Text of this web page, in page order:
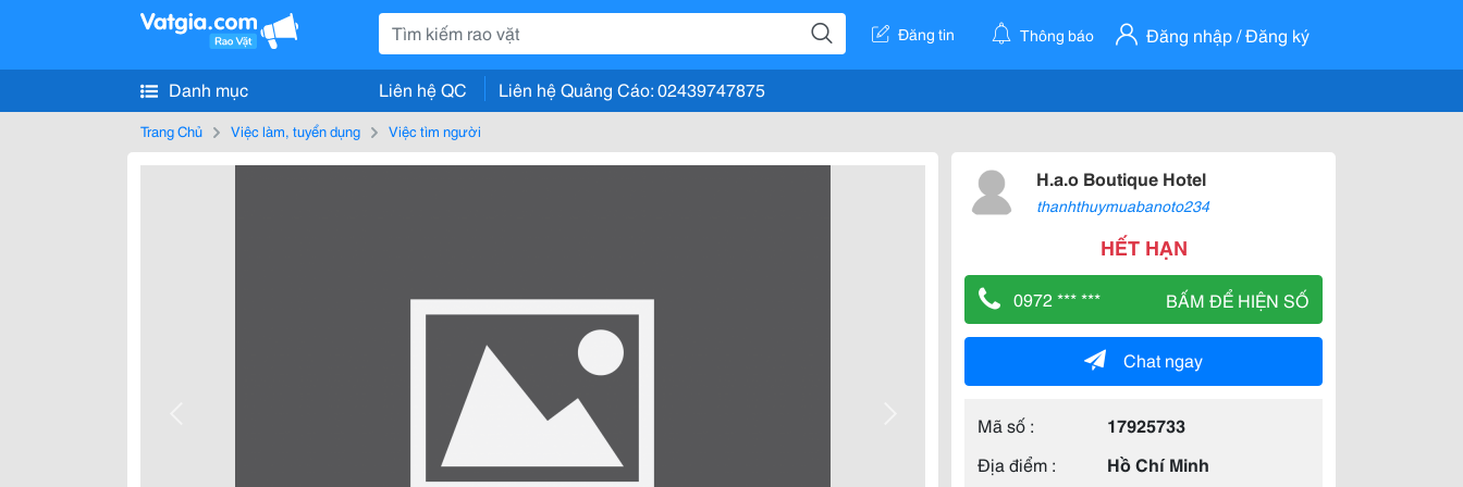
Đăng tin Thông báo Đăng nhập / Đăng ký
Danh mục Liên hệ QC Liên hệ Quảng Cáo: 02439747875
Trang Chủ Việc làm, tuyển dụng Việc tìm người
H.a.o Boutique Hotel
thanhthuymuabanoto234
HẾT HẠN
0972 *** *** BẤM ĐỂ HIỆN SỐ
Chat ngay
Mã số :
17925733
Địa điểm :
Hồ Chí Minh